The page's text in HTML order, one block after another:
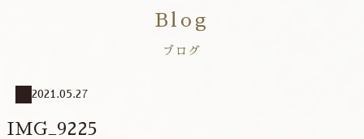
Blog
ブログ
2021.05.27
IMG_9225